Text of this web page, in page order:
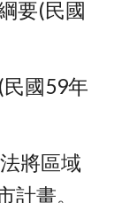
計畫。